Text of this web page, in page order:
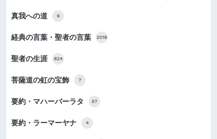
真我への道 9
経典の言葉・聖者の言葉 2016
聖者の生涯 824
菩薩道の虹の宝飾 7
要約・マハーバーラタ 57
要約・ラーマーヤナ 4